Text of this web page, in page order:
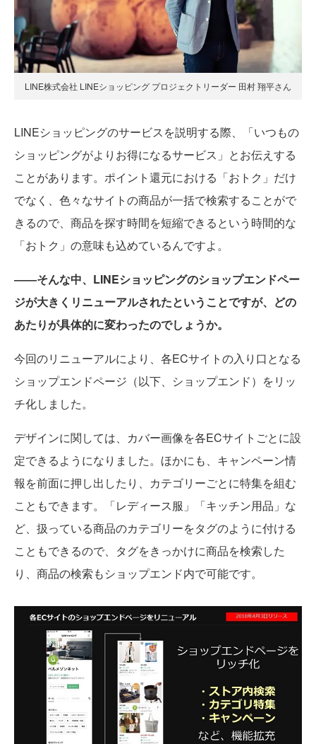
LINE株式会社 LINEショッピング プロジェクトリーダー 田村 翔平さん
LINEショッピングのサービスを説明する際、「いつもの
ショッピングがよりお得になるサービス」とお伝えする
ことがあります。ポイント還元における「おトク」だけ
でなく、色々なサイトの商品が一括で検索することがで
きるので、商品を探す時間を短縮できるという時間的な
「おトク」の意味も込めているんですよ。
――そんな中、LINEショッピングのショップエンドペー
ジが大きくリニューアルされたということですが、どの
あたりが具体的に変わったのでしょうか。
今回のリニューアルにより、各ECサイトの入り口となる
ショップエンドページ（以下、ショップエンド）をリッ
チ化しました。
デザインに関しては、カバー画像を各ECサイトごとに設
定できるようになりました。ほかにも、キャンペーン情
報を前面に押し出したり、カテゴリーごとに特集を組む
こともできます。「レディース服」「キッチン用品」な
ど、扱っている商品のカテゴリーをタグのように付ける
こともできるので、タグをきっかけに商品を検索した
り、商品の検索もショップエンド内で可能です。